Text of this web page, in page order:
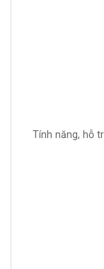
Tính năng, hỗ